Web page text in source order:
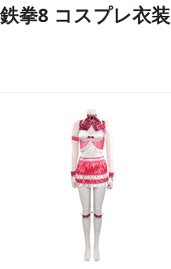
鉄拳8 コスプレ衣装